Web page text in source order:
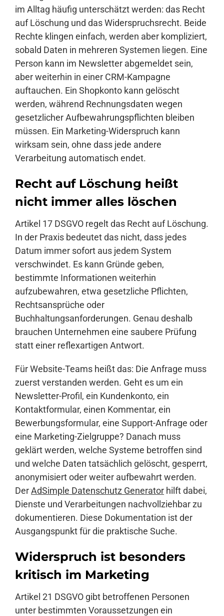
im Alltag häufig unterschätzt werden: das Recht
auf Löschung und das Widerspruchsrecht. Beide
Rechte klingen einfach, werden aber kompliziert,
sobald Daten in mehreren Systemen liegen. Eine
Person kann im Newsletter abgemeldet sein,
aber weiterhin in einer CRM-Kampagne
auftauchen. Ein Shopkonto kann gelöscht
werden, während Rechnungsdaten wegen
gesetzlicher Aufbewahrungspflichten bleiben
müssen. Ein Marketing-Widerspruch kann
wirksam sein, ohne dass jede andere
Verarbeitung automatisch endet.
Recht auf Löschung heißt
nicht immer alles löschen
Artikel 17 DSGVO regelt das Recht auf Löschung.
In der Praxis bedeutet das nicht, dass jedes
Datum immer sofort aus jedem System
verschwindet. Es kann Gründe geben,
bestimmte Informationen weiterhin
aufzubewahren, etwa gesetzliche Pflichten,
Rechtsansprüche oder
Buchhaltungsanforderungen. Genau deshalb
brauchen Unternehmen eine saubere Prüfung
statt einer reflexartigen Antwort.
Für Website-Teams heißt das: Die Anfrage muss
zuerst verstanden werden. Geht es um ein
Newsletter-Profil, ein Kundenkonto, ein
Kontaktformular, einen Kommentar, ein
Bewerbungsformular, eine Support-Anfrage oder
eine Marketing-Zielgruppe? Danach muss
geklärt werden, welche Systeme betroffen sind
und welche Daten tatsächlich gelöscht, gesperrt,
anonymisiert oder weiter aufbewahrt werden.
DerAdSimple Datenschutz Generator hilft dabei,
Dienste und Verarbeitungen nachvollziehbar zu
dokumentieren. Diese Dokumentation ist der
Ausgangspunkt für die praktische Suche.
Widerspruch ist besonders
kritisch im Marketing
Artikel 21 DSGVO gibt betroffenen Personen
unter bestimmten Voraussetzungen ein